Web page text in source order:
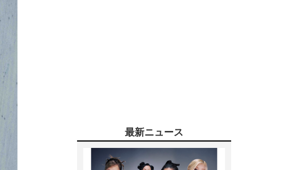
最新ニュース